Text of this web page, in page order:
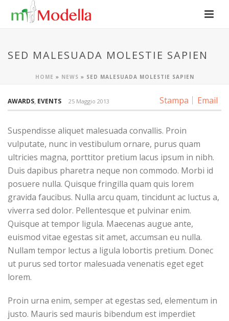
SED MALESUADA MOLESTIE SAPIEN
HOME » NEWS » SED MALESUADA MOLESTIE SAPIEN
Stampa Email
AWARDS, EVENTS 25 Maggio 2013
Suspendisse aliquet malesuada convallis. Proin
vulputate, nunc in vestibulum ornare, purus quam
ultricies magna, porttitor pretium lacus ipsum in nibh.
Duis dapibus pharetra neque non commodo. Morbi id
posuere nulla. Quisque fringilla quam quis lorem
gravida faucibus. Nulla arcu quam, tincidunt ac luctus a,
viverra sed dolor. Pellentesque et pulvinar enim.
Quisque at tempor ligula. Maecenas augue ante,
euismod vitae egestas sit amet, accumsan eu nulla.
Nullam tempor lectus a ligula lobortis pretium. Donec
ut purus sed tortor malesuada venenatis eget eget
lorem.
Proin urna enim, semper at egestas sed, elementum in
justo. Mauris sed mauris bibendum est imperdiet